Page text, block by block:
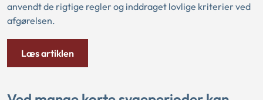
anvendt de rigtige regler og inddraget lovlige kriterier ved
afgørelsen.
Læs artiklen